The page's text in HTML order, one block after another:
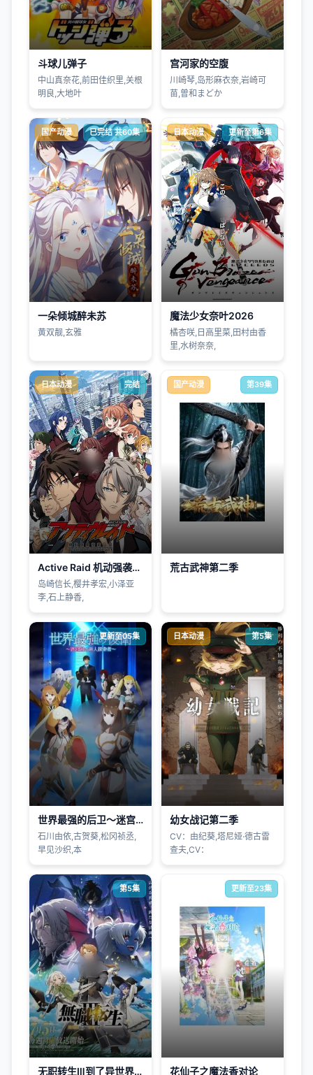
斗球儿弹子
中山真奈花,前田佳织里,关根
明良,大地叶
宫河家的空腹
川崎琴,岛形麻衣奈,岩崎可
苗,曽和まどか
国产动漫 已完结 共60集
一朵倾城醉未苏
黄双靓,玄雅
日本动漫 更新至第6集
魔法少女奈叶2026
橘杏咲,日高里菜,田村由香
里,水树奈奈,
日本动漫 完结
Active Raid 机动强袭室第八组第一季
岛崎信长,樱井孝宏,小泽亚
李,石上静香,
国产动漫 第39集
荒古武神第二季
更新至05集
世界最强的后卫～迷宫国的新人探索者～
石川由依,古贺葵,松冈祯丞,
早见沙织,本
日本动漫 第5集
幼女战记第二季
CV：由纪葵,塔尼娅·德古雷
查夫,CV：
第5集
无职转生Ⅲ到了异世界就拿出真本事第三季
更新至23集
花仙子之魔法香对论